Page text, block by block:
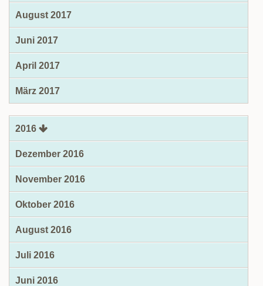
August 2017
Juni 2017
April 2017
März 2017
2016
Dezember 2016
November 2016
Oktober 2016
August 2016
Juli 2016
Juni 2016